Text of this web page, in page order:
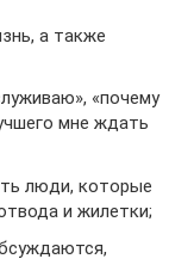
а также
«почему
мне ждать
люди, которые
и жилетки;